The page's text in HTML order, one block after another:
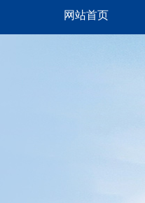
网站首页